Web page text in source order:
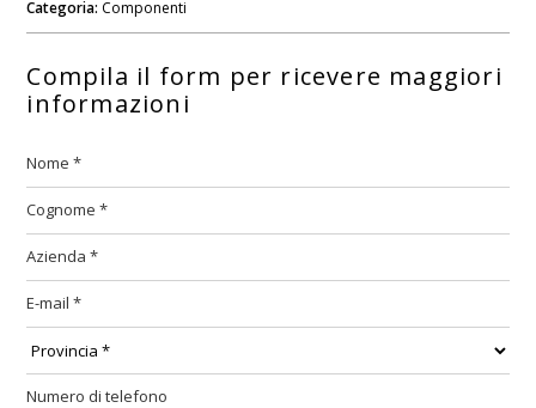
Categoria: Componenti
Compila il form per ricevere maggiori
informazioni